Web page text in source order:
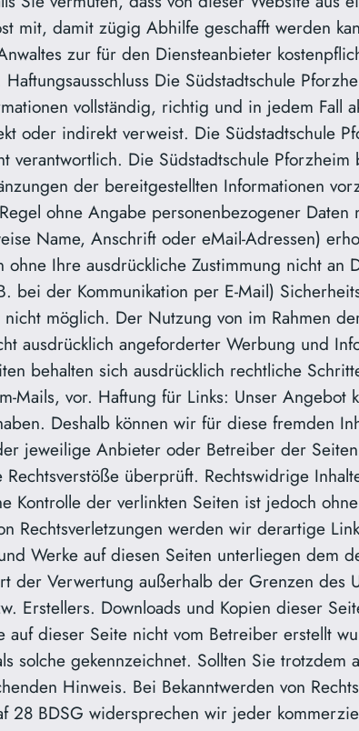
mit, damit zügig Abhilfe geschafft werden
zur für den Diensteanbieter
Die Südstadtschule
vollständig, richtig und in jedem Fall
oder indirekt verweist. Die Südstadtschule
Die Südstadtschule
der bereitgestellten Informationen
ohne Angabe personenbezogener Daten
Name, Anschrift oder eMail-Adressen)
Ihre ausdrückliche Zustimmung nicht
der Kommunikation per E-Mail)
möglich. Der Nutzung von im Rahmen
ausdrücklich angeforderter Werbung und
behalten sich ausdrücklich rechtliche
Mails, vor. Haftung für Links: Unser Angebot
Deshalb können wir für diese fremden
jeweilige Anbieter oder Betreiber der
überprüft. Rechtswidrige
Kontrolle der verlinkten Seiten ist jedoch
Rechtsverletzungen werden wir derartige
Werke auf diesen Seiten unterliegen dem
der Verwertung außerhalb der Grenzen des
Erstellers. Downloads und Kopien dieser
auf dieser Seite nicht vom Betreiber erstellt
solche gekennzeichnet. Sollten Sie trotzdem
Hinweis. Bei Bekanntwerden von
28 BDSG widersprechen wir jeder